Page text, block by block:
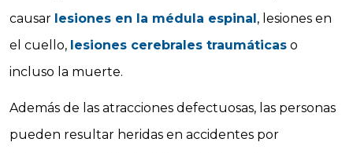
causar lesiones en la médula espinal, lesiones en
el cuello, lesiones cerebrales traumáticas o
incluso la muerte.
Además de las atracciones defectuosas, las personas
pueden resultar heridas en accidentes por